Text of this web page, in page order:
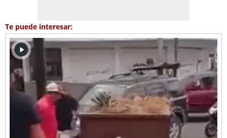
Te puede interesar: